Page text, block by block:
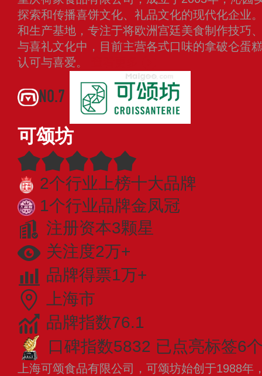
探索和传播喜饼文化、礼品文化的现代化企业
和生产基地，专注于将欧洲宫廷美食制作技巧
与喜礼文化中，目前主营各式口味的拿破仑蛋
认可与喜爱。
NO.7
可颂坊
2个行业上榜十大品牌
1个行业品牌金凤冠
注册资本3颗星
关注度2万+
品牌得票1万+
上海市
品牌指数76.1
口碑指数5832 已点亮标签6
上海可颂食品有限公司，可颂坊始创于1988